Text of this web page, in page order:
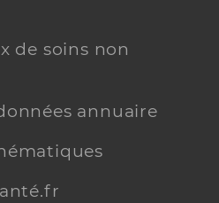
de soins non
annuaire